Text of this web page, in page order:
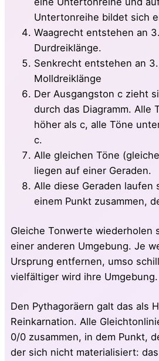
Untertonreihe bildet sich
Waagrecht entstehen an
Durdreiklänge.
Senkrecht entstehen an
Molldreiklänge
Der Ausgangston c zieht
durch das Diagramm. Alle
höher als c, alle Töne
c.
Alle gleichen Töne
liegen auf einer Geraden.
Alle diese Geraden laufen
einem Punkt zusammen,
Gleiche Tonwerte wiederholen
einer anderen Umgebung. Je
Ursprung entfernen, umso
vielfältiger wird ihre Umgebung.
Den Pythagoräern galt das als
Reinkarnation. Alle
0/0 zusammen, in dem Punkt,
der sich nicht materialisiert: